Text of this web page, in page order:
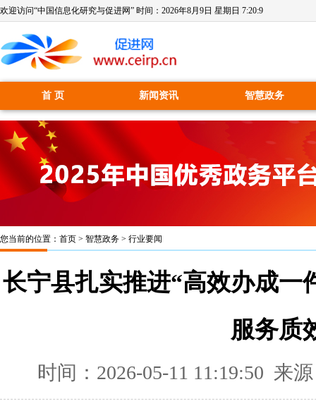
欢迎访问“中国信息化研究与促进网” 时间： 2026年8月9日 星期日 7:20:10
首 页 新闻资讯 智慧政务
您当前的位置： 首页 > 智慧政务 > 行业要闻
长宁县扎实推进“高效办成一
服务质
时间：2026-05-11 11:19:50 来